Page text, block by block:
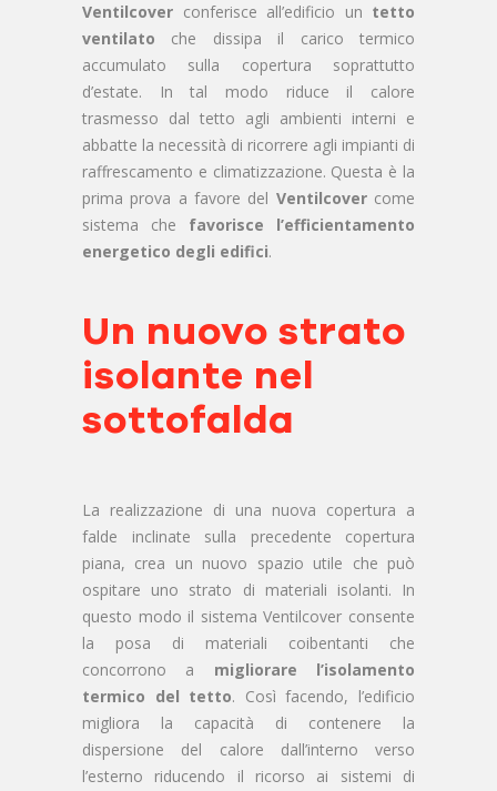
Ventilcover conferisce all’edificio un tetto
ventilato che dissipa il carico termico
accumulato sulla copertura soprattutto
d’estate. In tal modo riduce il calore
trasmesso dal tetto agli ambienti interni e
abbatte la necessità di ricorrere agli impianti di
raffrescamento e climatizzazione. Questa è la
prima prova a favore del Ventilcovercome
sistema che favorisce l’efficientamento
energetico degli edifici.
Un nuovo strato
isolante nel
sottofalda
La realizzazione di una nuova copertura a
falde inclinate sulla precedente copertura
piana, crea un nuovo spazio utile che può
ospitare uno strato di materiali isolanti. In
questo modo il sistema Ventilcover consente
la posa di materiali coibentanti che
concorrono a migliorare l’isolamento
termico del tetto. Così facendo, l’edificio
migliora la capacità di contenere la
dispersione del calore dall’interno verso
l’esterno riducendo il ricorso ai sistemi di